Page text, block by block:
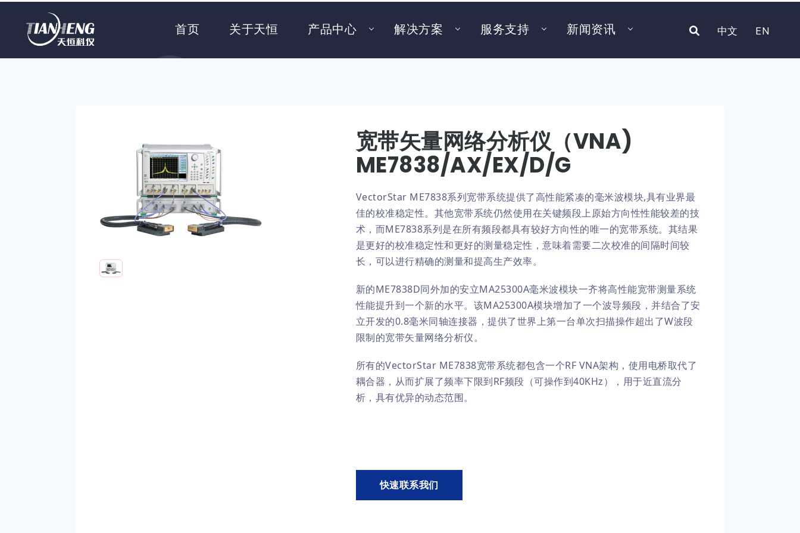
首页 关于天恒 产品中心 解决方案 服务支持 新闻资讯 中文 EN
宽带矢量网络分析仪（VNA)
ME7838/AX/EX/D/G
VectorStar ME7838系列宽带系统提供了高性能紧凑的毫米波模块,具有业界最
佳的校准稳定性。其他宽带系统仍然使用在关键频段上原始方向性性能较差的技
术，而ME7838系列是在所有频段都具有较好方向性的唯一的宽带系统。其结果
是更好的校准稳定性和更好的测量稳定性，意味着需要二次校准的间隔时间较
长，可以进行精确的测量和提高生产效率。
新的ME7838D同外加的安立MA25300A毫米波模块一齐将高性能宽带测量系统
性能提升到一个新的水平。该MA25300A模块增加了一个波导频段，并结合了安
立开发的0.8毫米同轴连接器，提供了世界上第一台单次扫描操作超出了W波段
限制的宽带矢量网络分析仪。
所有的VectorStar ME7838宽带系统都包含一个RF VNA架构，使用电桥取代了
耦合器，从而扩展了频率下限到RF频段（可操作到40KHz），用于近直流分
析，具有优异的动态范围。
快速联系我们